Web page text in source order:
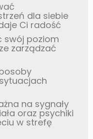
dla siebie
Ci radość
swój poziom
zarządzać
na sygnały
oraz psychiki
w strefę